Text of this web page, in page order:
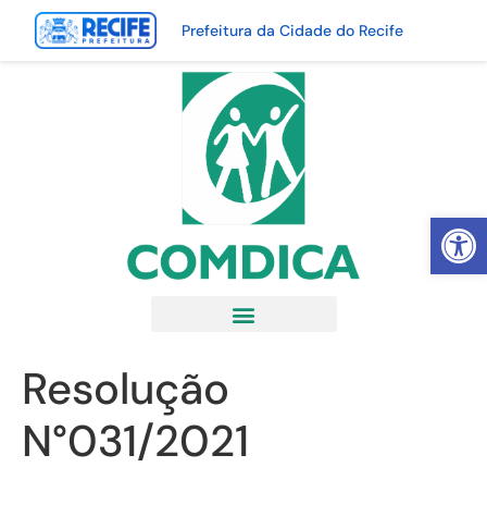
Abrir
Prefeitura da Cidade do Recife
Resolução
N°031/2021